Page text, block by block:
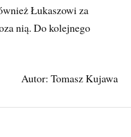
Łukaszowi za
nią. Do kolejnego
Autor: Tomasz Kujawa